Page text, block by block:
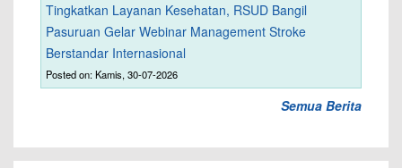
Tingkatkan Layanan Kesehatan, RSUD Bangil
Pasuruan Gelar Webinar Management Stroke
Berstandar Internasional
Posted on: Kamis, 30-07-2026
Semua Berita